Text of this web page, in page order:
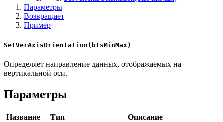
Параметры
Возвращает
Пример
SetVerAxisOrientation(bIsMinMax)
Определяет направление данных, отображаемых на
вертикальной оси.
Параметры
Название Тип Описание